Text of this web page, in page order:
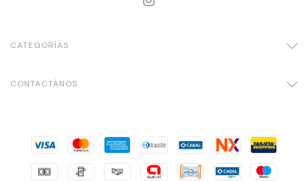
CATEGORÍAS
CONTACTÁNOS